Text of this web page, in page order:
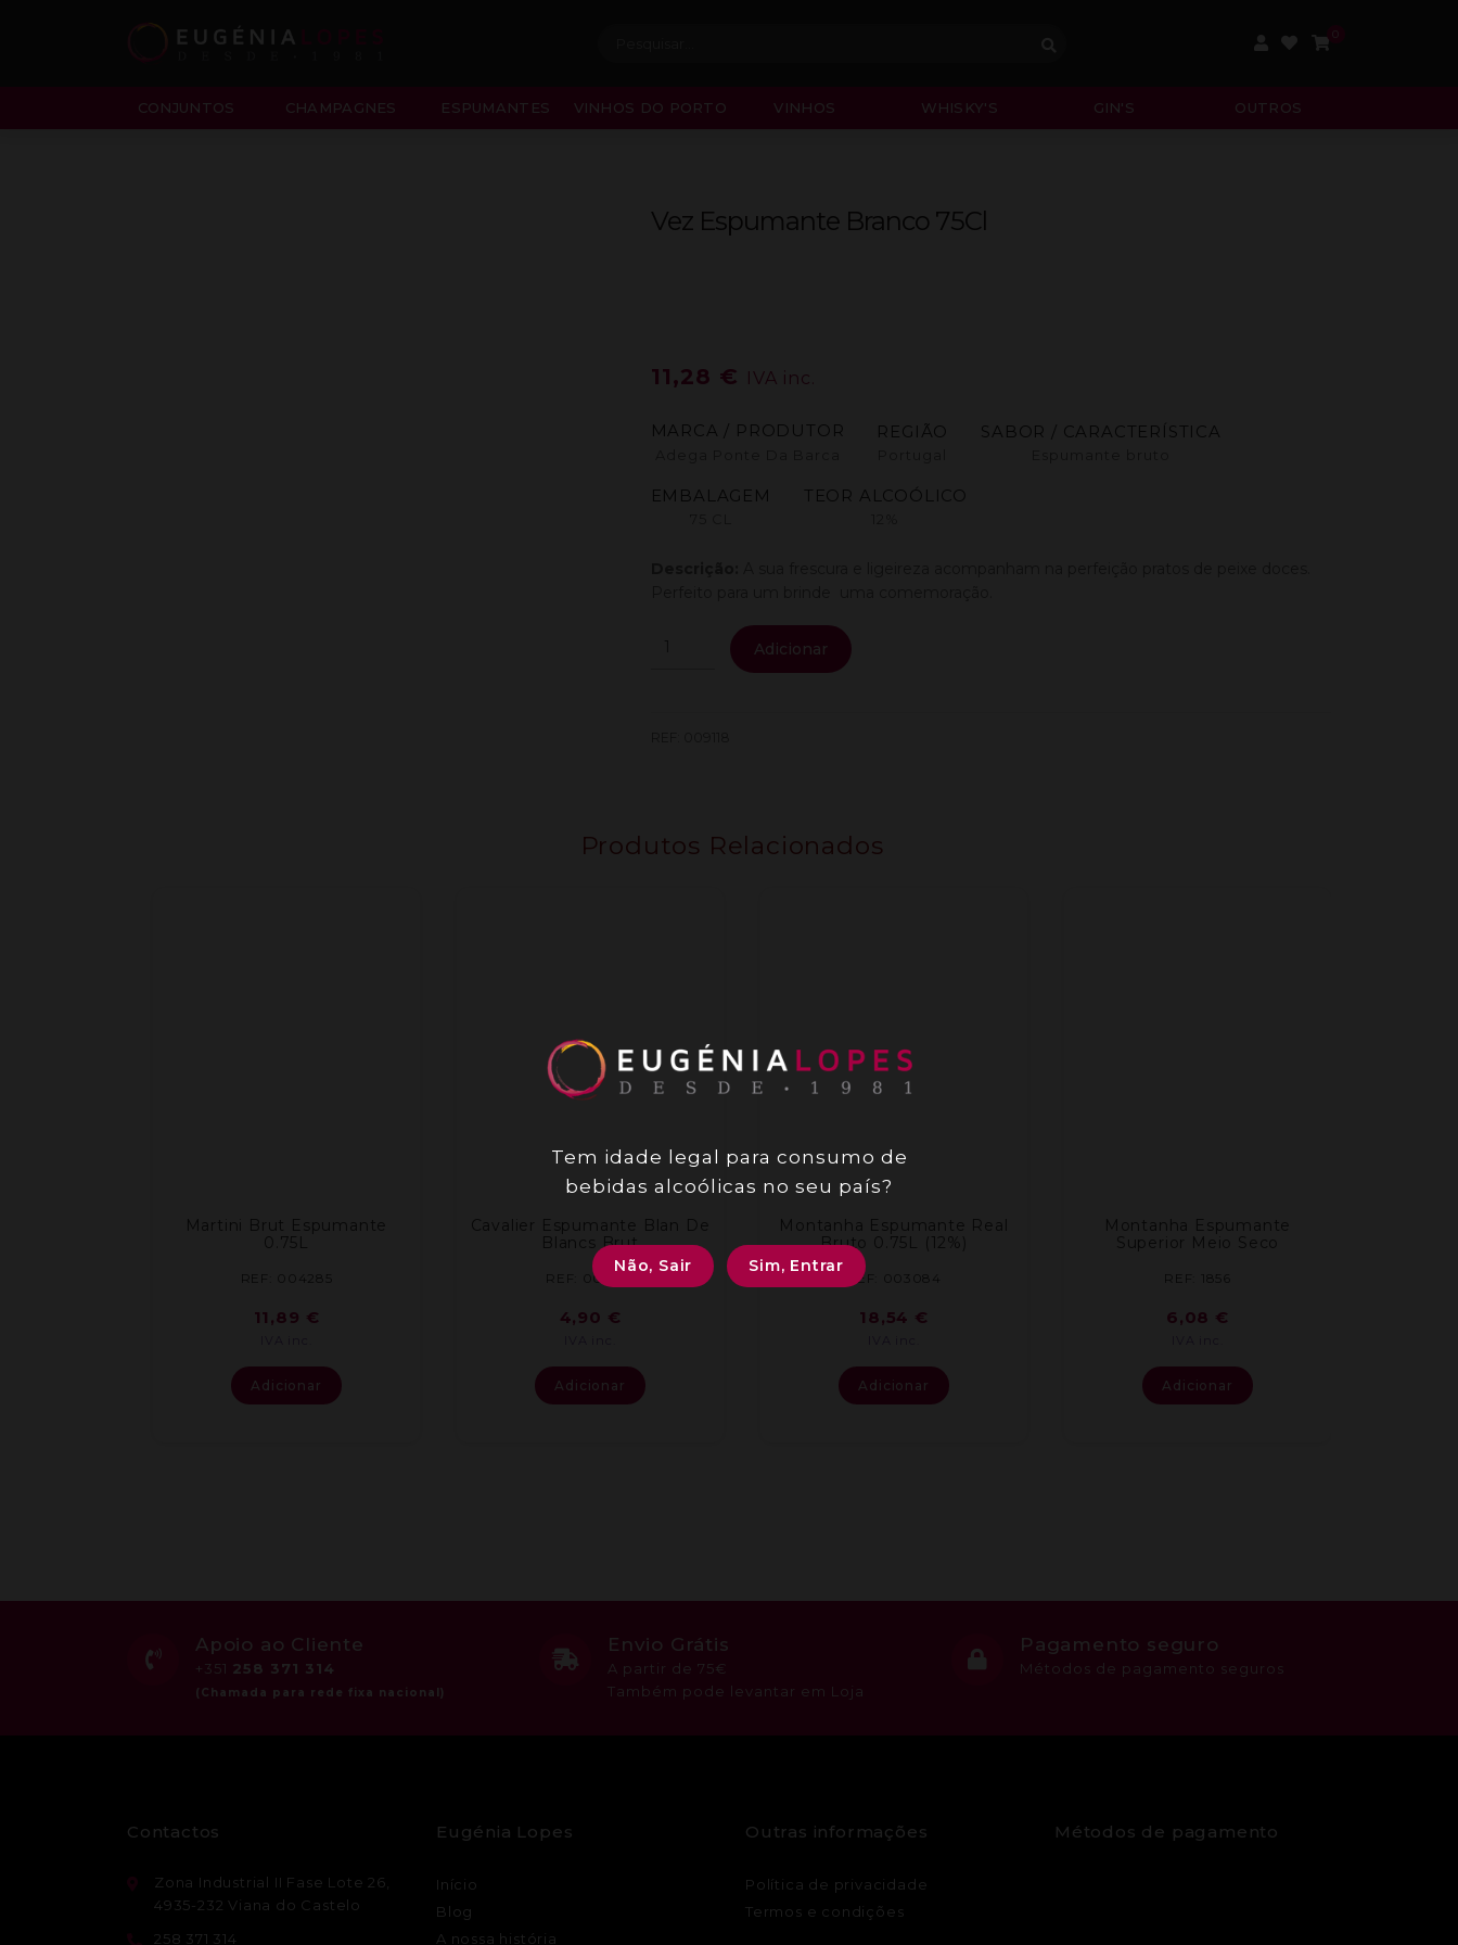
CONJUNTOS CHAMPAGNES ESPUMANTES VINHOS DO PORTO VINHOS WHISKY'S GIN'S OUTROS
Vez Espumante Branco 75Cl
11,28 € IVA inc.
MARCA / PRODUTOR REGIÃO SABOR / CARACTERÍSTICA
EMBALAGEM TEOR ALCOÓLICO
Quantidade
Adicionar
Produtos Relacionados
Martini Brut Espumante
0.75L
REF: 004285
11,89 €
Adicionar
Cavalier Espumante Blan De
Blancs Brut
REF: 001734
4,90 €
Adicionar
Montanha Espumante Real
Bruto 0.75L (12%)
REF: 003084
18,54 €
Adicionar
Montanha Espumante
Superior Meio Seco
REF: 1856
6,08 €
Adicionar
Apoio ao Cliente
+351 258 371 314
Envio Grátis
A partir de 75€
Também pode levantar em Loja
Pagamento seguro
Métodos de pagamento seguros
Contactos
Zona Industrial II Fase Lote 26,
4935-232 Viana do Castelo
258 371 314
Eugénia Lopes
Início
Blog
A nossa história
Outras informações
Política de privacidade
Termos e condições
Métodos de pagamento
Tem idade legal para consumo de
bebidas alcoólicas no seu país?
Não, Sair Sim, Entrar